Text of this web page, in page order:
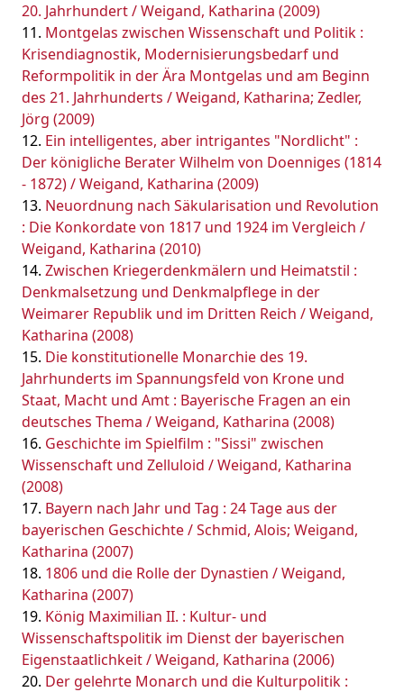
20. Jahrhundert / Weigand, Katharina (2009)
Montgelas zwischen Wissenschaft und Politik :
Krisendiagnostik, Modernisierungsbedarf und
Reformpolitik in der Ära Montgelas und am Beginn
des 21. Jahrhunderts / Weigand, Katharina; Zedler,
Jörg (2009)
Ein intelligentes, aber intrigantes "Nordlicht" :
Der königliche Berater Wilhelm von Doenniges (1814
- 1872) / Weigand, Katharina (2009)
Neuordnung nach Säkularisation und Revolution
: Die Konkordate von 1817 und 1924 im Vergleich /
Weigand, Katharina (2010)
Zwischen Kriegerdenkmälern und Heimatstil :
Denkmalsetzung und Denkmalpflege in der
Weimarer Republik und im Dritten Reich / Weigand,
Katharina (2008)
Die konstitutionelle Monarchie des 19.
Jahrhunderts im Spannungsfeld von Krone und
Staat, Macht und Amt : Bayerische Fragen an ein
deutsches Thema / Weigand, Katharina (2008)
Geschichte im Spielfilm : "Sissi" zwischen
Wissenschaft und Zelluloid / Weigand, Katharina
(2008)
Bayern nach Jahr und Tag : 24 Tage aus der
bayerischen Geschichte / Schmid, Alois; Weigand,
Katharina (2007)
1806 und die Rolle der Dynastien / Weigand,
Katharina (2007)
König Maximilian II. : Kultur- und
Wissenschaftspolitik im Dienst der bayerischen
Eigenstaatlichkeit / Weigand, Katharina (2006)
Der gelehrte Monarch und die Kulturpolitik :